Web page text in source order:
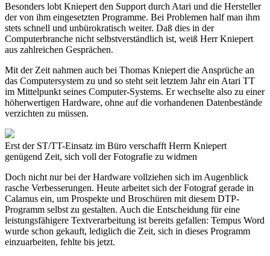
Besonders lobt Kniepert den Support durch Atari und die Hersteller
der von ihm eingesetzten Programme. Bei Problemen half man ihm
stets schnell und unbürokratisch weiter. Daß dies in der
Computerbranche nicht selbstverständlich ist, weiß Herr Kniepert
aus zahlreichen Gesprächen.
Mit der Zeit nahmen auch bei Thomas Kniepert die Ansprüche an
das Computersystem zu und so steht seit letztem Jahr ein Atari TT
im Mittelpunkt seines Computer-Systems. Er wechselte also zu einer
höherwertigen Hardware, ohne auf die vorhandenen Datenbestände
verzichten zu müssen.
Erst der ST/TT-Einsatz im Büro verschafft Herrn Kniepert
genügend Zeit, sich voll der Fotografie zu widmen
Doch nicht nur bei der Hardware vollziehen sich im Augenblick
rasche Verbesserungen. Heute arbeitet sich der Fotograf gerade in
Calamus ein, um Prospekte und Broschüren mit diesem DTP-
Programm selbst zu gestalten. Auch die Entscheidung für eine
leistungsfähigere Textverarbeitung ist bereits gefallen: Tempus Word
wurde schon gekauft, lediglich die Zeit, sich in dieses Programm
einzuarbeiten, fehlte bis jetzt.